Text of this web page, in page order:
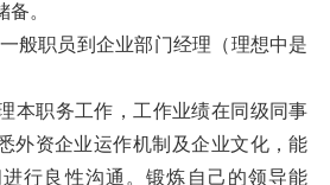
。
般职员到企业部门经理（理想中是
本职务工作，工作业绩在同级同事
外资企业运作机制及企业文化，能
行良性沟通。锻炼自己的领导能